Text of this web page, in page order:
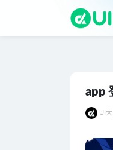
app
UI